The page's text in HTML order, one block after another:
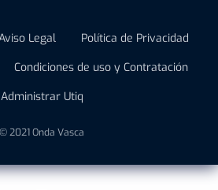
Legal
Política de Privacidad
Condiciones de uso y Contratación
Administrar Utiq
© 2021 Onda Vasca